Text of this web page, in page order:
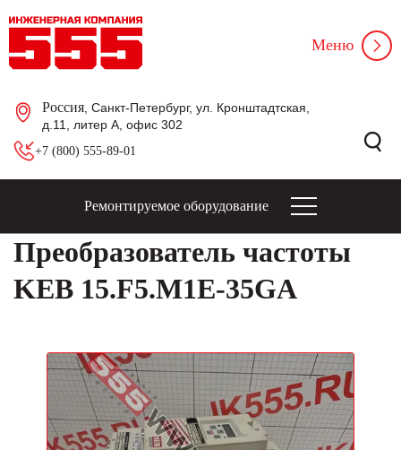
Россия , Санкт-Петербург, ул. Кронштадтская,
д.11, литер А, офис 302
+7 (800) 555-89-01
Меню
Ремонтируемое оборудование
Преобразователь частоты
KEB 15.F5.M1E-35GA